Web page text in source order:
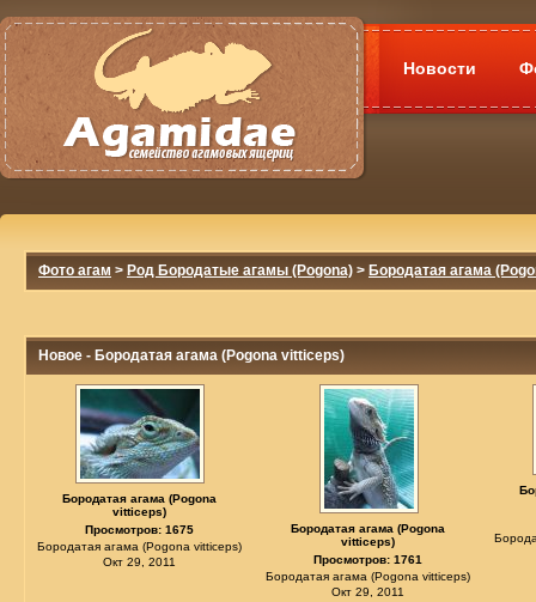
Новости
Фото агам > Род Бородатые агамы (Pogona) > Бородатая агама
Новое - Бородатая агама (Pogona vitticeps)
Бородатая агама (Pogona
vitticeps)
Просмотров: 1675
Бородатая агама (Pogona vitticeps)
Окт 29, 2011
Бородатая агама (Pogona
vitticeps)
Просмотров: 1761
Бородатая агама (Pogona vitticeps)
Окт 29, 2011